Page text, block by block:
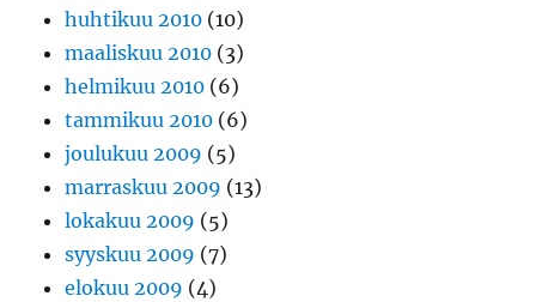
huhtikuu 2010 (10)
maaliskuu 2010 (3)
helmikuu 2010 (6)
tammikuu 2010 (6)
joulukuu 2009 (5)
marraskuu 2009 (13)
lokakuu 2009 (5)
syyskuu 2009 (7)
elokuu 2009 (4)